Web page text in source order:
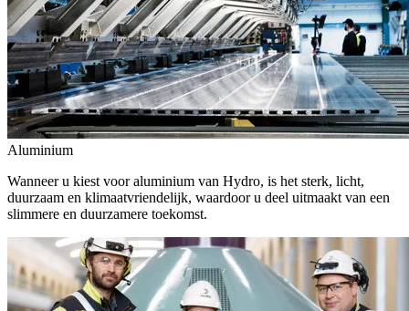
Aluminium
Wanneer u kiest voor aluminium van Hydro, is het sterk, licht,
duurzaam en klimaatvriendelijk, waardoor u deel uitmaakt van een
slimmere en duurzamere toekomst.